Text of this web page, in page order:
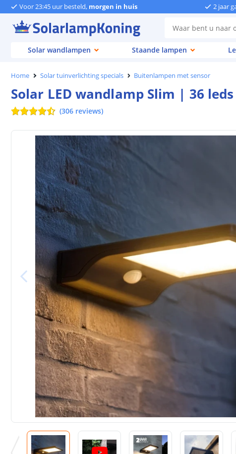
Voor 23:45 uur besteld, morgen in huis 2 jaar
Solar wandlampen Staande lampen
Home Solar tuinverlichting specials Buitenlampen met sensor
Solar LED wandlamp Slim | 36
(306 reviews)